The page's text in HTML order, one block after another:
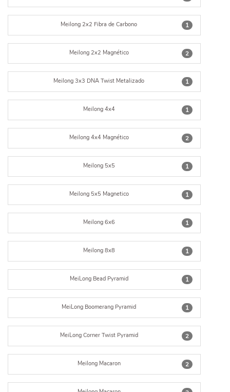
1
Meilong 2x2 Fibra de Carbono
2
Meilong 2x2 Magnético
1
Meilong 3x3 DNA Twist Metalizado
1
Meilong 4x4
2
Meilong 4x4 Magnético
1
Meilong 5x5
1
Meilong 5x5 Magnetico
1
Meilong 6x6
1
Meilong 8x8
1
MeiLong Bead Pyramid
1
MeiLong Boomerang Pyramid
2
MeiLong Corner Twist Pyramid
2
Meilong Macaron